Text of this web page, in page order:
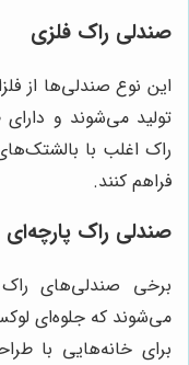
صندلی راک فلزی
این نوع صندلی‌ها از
تولید می‌شوند و
راک اغلب با
فراهم کنند.
صندلی راک
برخی صندلی‌های
می‌شوند که جلوه‌ای
برای خانه‌هایی با